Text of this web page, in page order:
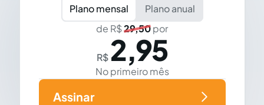
Plano mensal
Plano anual
de R$29,50por
R$ 2,95
No primeiro mês
Assinar